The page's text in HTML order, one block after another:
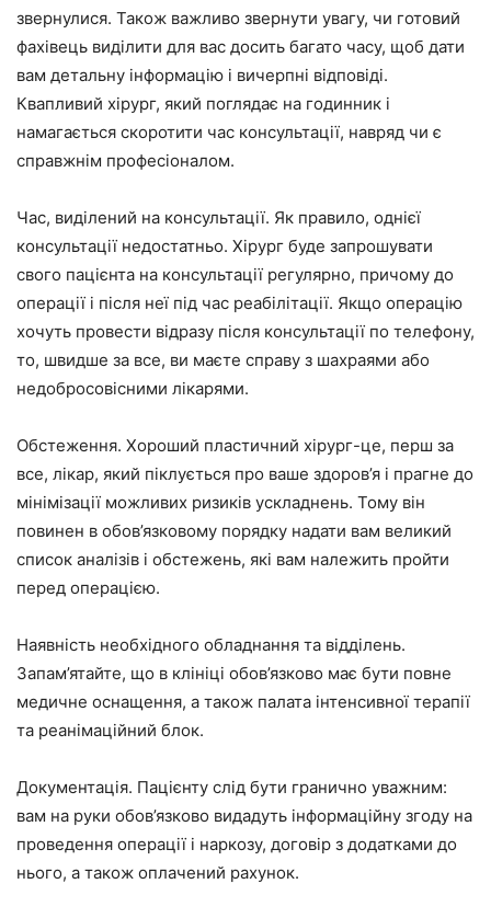
звернулися. Також важливо звернути увагу, чи готовий
фахівець виділити для вас досить багато часу, щоб дати
вам детальну інформацію і вичерпні відповіді.
Квапливий хірург, який поглядає на годинник і
намагається скоротити час консультації, навряд чи є
справжнім професіоналом.
Час, виділений на консультації. Як правило, однієї
консультації недостатньо. Хірург буде запрошувати
свого пацієнта на консультації регулярно, причому до
операції і після неї під час реабілітації. Якщо операцію
хочуть провести відразу після консультації по телефону,
то, швидше за все, ви маєте справу з шахраями або
недобросовісними лікарями.
Обстеження. Хороший пластичний хірург-це, перш за
все, лікар, який піклується про ваше здоров’я і прагне до
мінімізації можливих ризиків ускладнень. Тому він
повинен в обов’язковому порядку надати вам великий
список аналізів і обстежень, які вам належить пройти
перед операцією.
Наявність необхідного обладнання та відділень.
Запам’ятайте, що в клініці обов’язково має бути повне
медичне оснащення, а також палата інтенсивної терапії
та реанімаційний блок.
Документація. Пацієнту слід бути гранично уважним:
вам на руки обов’язково видадуть інформаційну згоду на
проведення операції і наркозу, договір з додатками до
нього, а також оплачений рахунок.